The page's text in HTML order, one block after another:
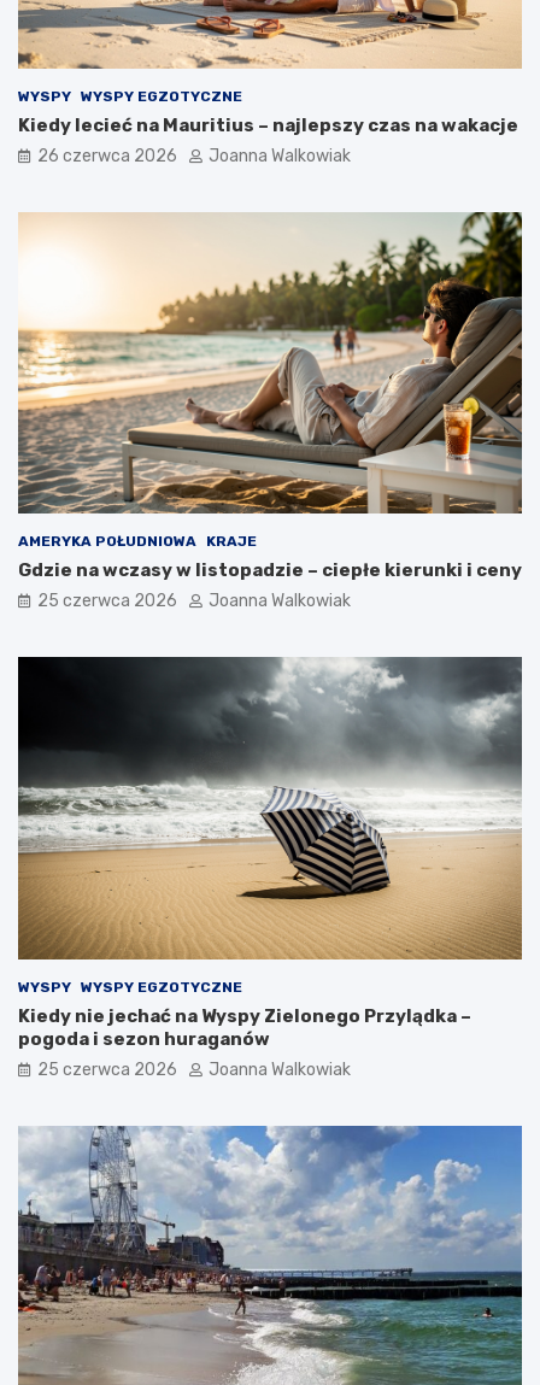
WYSPY WYSPY EGZOTYCZNE
Kiedy lecieć na Mauritius – najlepszy czas na wakacje
26 czerwca 2026 Joanna Walkowiak
AMERYKA POŁUDNIOWA KRAJE
Gdzie na wczasy w listopadzie – ciepłe kierunki i ceny
25 czerwca 2026 Joanna Walkowiak
WYSPY WYSPY EGZOTYCZNE
Kiedy nie jechać na Wyspy Zielonego Przylądka –
pogoda i sezon huraganów
25 czerwca 2026 Joanna Walkowiak